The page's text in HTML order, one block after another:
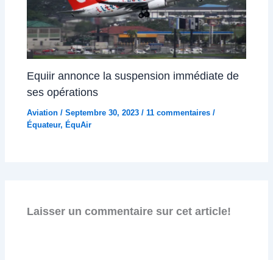
Equiir annonce la suspension immédiate de
ses opérations
Aviation /Septembre 30, 2023/11 commentaires /
Équateur, ÉquAir
Laisser un commentaire sur cet article!